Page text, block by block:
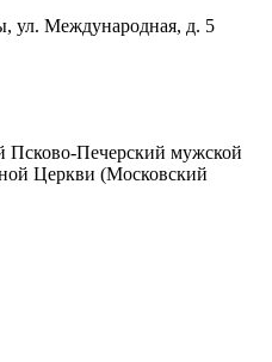
ул. Международная, д. 5
Псково-Печерский мужской
Церкви (Московский